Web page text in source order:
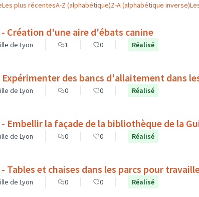
Les plus récentesA-Z (alphabétique)Z-A (alphabétique inverse)
- Création d'une aire d'ébats canine
de Lyon 1 0 Réalisé
Expérimenter des bancs d'allaitement dans
de Lyon 0 0 Réalisé
- Embellir la façade de la bibliothèque de la
de Lyon 0 0 Réalisé
- Tables et chaises dans les parcs pour
de Lyon 0 0 Réalisé